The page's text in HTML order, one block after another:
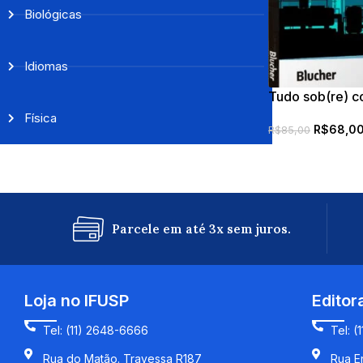
Biológicas
Idiomas
Física
Tudo sob(re)
R$85,00 R$68,00
Parcele em até 3x sem juros.
Loja no IFUSP
Tel: (11) 2648-6666
Rua do Matão. Travessa R187
Tel:
Rua